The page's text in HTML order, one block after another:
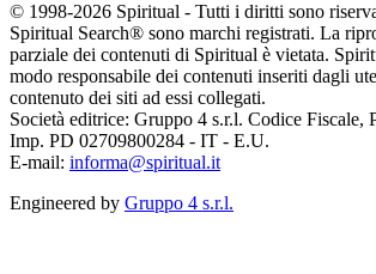
© 1998-2026 Spiritual - Tutti i diritti sono
Spiritual Search® sono marchi registrati. La
parziale dei contenuti di Spiritual è vietata.
modo responsabile dei contenuti inseriti dagli
contenuto dei siti ad essi collegati.
Società editrice: Gruppo 4 s.r.l. Codice Fiscale,
Imp. PD 02709800284 - IT - E.U.
E-mail: informa@spiritual.it
Engineered by Gruppo 4 s.r.l.